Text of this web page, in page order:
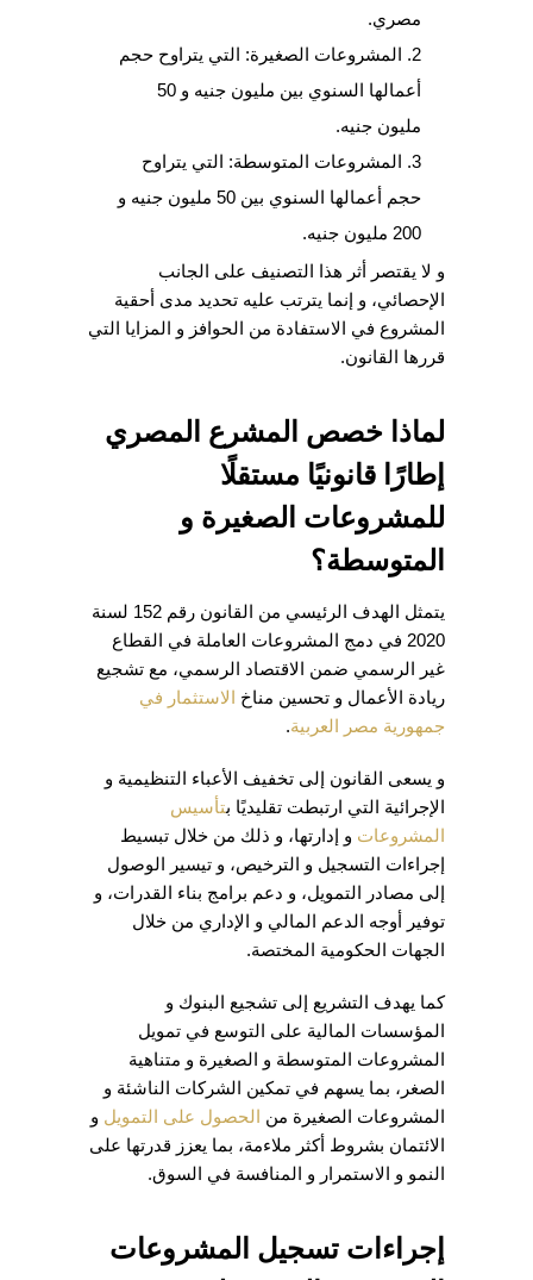
مصري.
المشروعات الصغيرة: التي يتراوح حجم
أعمالها السنوي بين مليون جنيه و 50
مليون جنيه.
المشروعات المتوسطة: التي يتراوح
حجم أعمالها السنوي بين 50 مليون جنيه و
200 مليون جنيه.
و لا يقتصر أثر هذا التصنيف على الجانب
الإحصائي، و إنما يترتب عليه تحديد مدى أحقية
المشروع في الاستفادة من الحوافز و المزايا التي
قررها القانون.
لماذا خصص المشرع المصري
إطارًا قانونيًا مستقلًا
للمشروعات الصغيرة و
المتوسطة؟
يتمثل الهدف الرئيسي من القانون رقم 152 لسنة
2020 في دمج المشروعات العاملة في القطاع
غير الرسمي ضمن الاقتصاد الرسمي، مع تشجيع
ريادة الأعمال و تحسين مناخ الاستثمار في
جمهورية مصر العربية.
و يسعى القانون إلى تخفيف الأعباء التنظيمية و
الإجرائية التي ارتبطت تقليديًا بتأسيس
المشروعات و إدارتها، و ذلك من خلال تبسيط
إجراءات التسجيل و الترخيص، و تيسير الوصول
إلى مصادر التمويل، و دعم برامج بناء القدرات، و
توفير أوجه الدعم المالي و الإداري من خلال
الجهات الحكومية المختصة.
كما يهدف التشريع إلى تشجيع البنوك و
المؤسسات المالية على التوسع في تمويل
المشروعات المتوسطة و الصغيرة و متناهية
الصغر، بما يسهم في تمكين الشركات الناشئة و
المشروعات الصغيرة من الحصول على التمويل و
الائتمان بشروط أكثر ملاءمة، بما يعزز قدرتها على
النمو و الاستمرار و المنافسة في السوق.
إجراءات تسجيل المشروعات